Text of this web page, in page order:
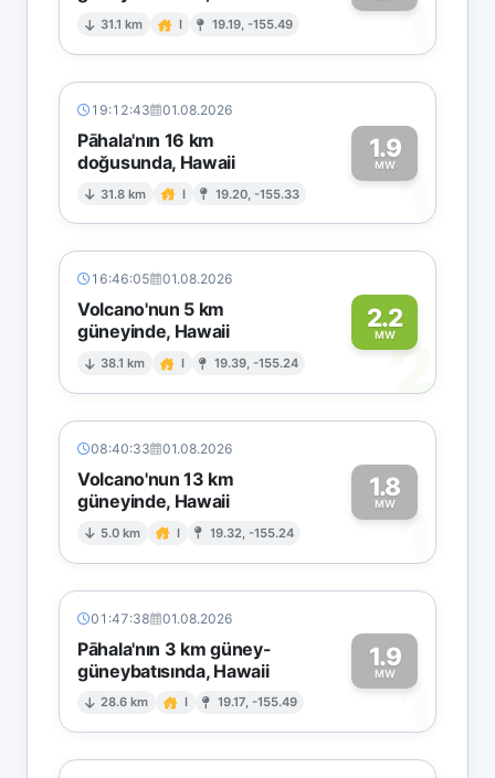
31.1 km I 19.19, -155.49 1
19:12:43 01.08.2026
Pāhala'nın 16 km
doğusunda, Hawaii
31.8 km I 19.20, -155.33
1.9
MW1
16:46:05 01.08.2026
Volcano'nun 5 km
güneyinde, Hawaii
38.1 km I 19.39, -155.24
2.2
MW2
08:40:33 01.08.2026
Volcano'nun 13 km
güneyinde, Hawaii
5.0 km I 19.32, -155.24
1.8
MW1
01:47:38 01.08.2026
Pāhala'nın 3 km güney-
güneybatısında, Hawaii
28.6 km I 19.17, -155.49
1.9
MW1